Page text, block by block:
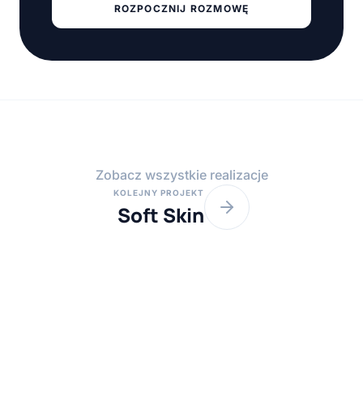
ROZPOCZNIJ ROZMOWĘ
Zobacz wszystkie realizacje
KOLEJNY PROJEKT
Soft Skin